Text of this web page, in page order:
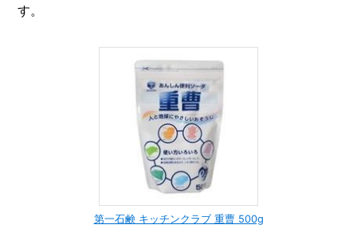
す。
第一石鹸 キッチンクラブ 重曹 500g